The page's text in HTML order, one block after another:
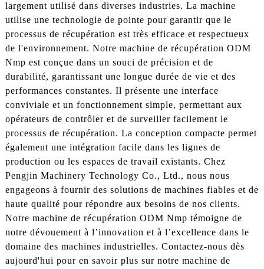
largement utilisé dans diverses industries. La machine
utilise une technologie de pointe pour garantir que le
processus de récupération est très efficace et respectueux
de l'environnement. Notre machine de récupération ODM
Nmp est conçue dans un souci de précision et de
durabilité, garantissant une longue durée de vie et des
performances constantes. Il présente une interface
conviviale et un fonctionnement simple, permettant aux
opérateurs de contrôler et de surveiller facilement le
processus de récupération. La conception compacte permet
également une intégration facile dans les lignes de
production ou les espaces de travail existants. Chez
Pengjin Machinery Technology Co., Ltd., nous nous
engageons à fournir des solutions de machines fiables et de
haute qualité pour répondre aux besoins de nos clients.
Notre machine de récupération ODM Nmp témoigne de
notre dévouement à l’innovation et à l’excellence dans le
domaine des machines industrielles. Contactez-nous dès
aujourd'hui pour en savoir plus sur notre machine de